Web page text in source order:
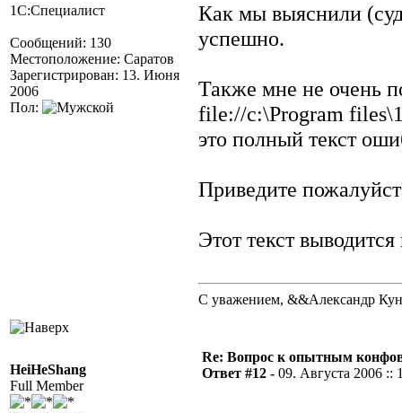
1С:Специалист
Сообщений: 130
Местоположение: Саратов
Зарегистрирован: 13. Июня
2006
Пол:
Как мы выяснили
успешно.
Также мне не очень
file://c:\Program
это полный текст
Приведите
Этот текст
С уважением, &&Александр
HeiHeShang
Full Member
Re: Вопрос к опытным
Ответ #12 - 09. Августа 2006 ::